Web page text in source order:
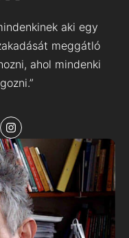
aki egy
meggátló
ahol mindenki